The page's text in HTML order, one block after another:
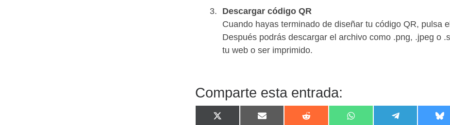
Descargar código QR
Cuando hayas terminado de diseñar tu código QR, pulsa
Después podrás descargar el archivo como .png, .jpeg o
tu web o ser imprimido.
Comparte esta entrada:
Compartir en X (Twitter)
Compartir en EmailCompartir en RedditCompartir en WhatsApp
Compartir en